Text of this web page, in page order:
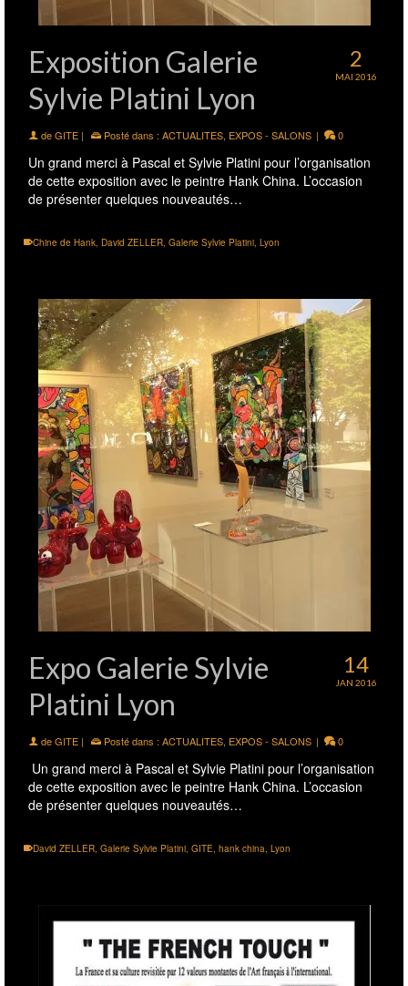
2
MAI 2016
Exposition Galerie
Sylvie Platini Lyon
deGITE | Posté dans : ACTUALITES, EXPOS - SALONS | 0
Un grand merci à Pascal et Sylvie Platini pour l’organisation
de cette exposition avec le peintre Hank China. L’occasion
de présenter quelques nouveautés…
Chine de Hank, David ZELLER, Galerie Sylvie Platini, Lyon
14
JAN 2016
Expo Galerie Sylvie
Platini Lyon
deGITE | Posté dans : ACTUALITES, EXPOS - SALONS | 0
Un grand merci à Pascal et Sylvie Platini pour l’organisation
de cette exposition avec le peintre Hank China. L’occasion
de présenter quelques nouveautés…
David ZELLER, Galerie Sylvie Platini, GITE, hank china, Lyon